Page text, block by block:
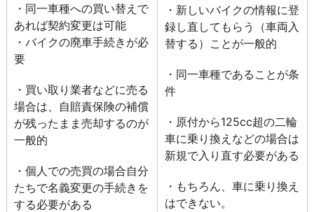
・同一車種への買い替えで
あれば契約変更は可能
・バイクの廃車手続きが必
要
・買い取り業者などに売る
場合は、自賠責保険の補償
が残ったまま売却するのが
一般的
・個人での売買の場合自分
たちで名義変更の手続きを
する必要がある
・新しいバイクの情報に登
録し直してもらう（車両入
替する）ことが一般的
・同一車種であることが条
件
・原付から125cc超の二輪
車に乗り換えなどの場合は
新規で入り直す必要がある
・もちろん、車に乗り換え
はできない。